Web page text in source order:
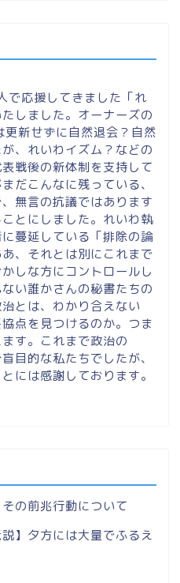
で応援してきました「れ
しました。オーナーズの
新せずに自然退会？自然
、れいわイズム？などの
戦後の新体制を支持して
だこんなに残っている、
無言の抗議ではあります
とにしました。れいわ執
蔓延している「排除の論
、それとは別にこれまで
しな方にコントロールし
い誰かさんの秘書たちの
とは、わかり合えない
点を見つけるのか。つま
す。これまで政治の
目的な私たちでしたが、
には感謝しております。
の前兆行動について
】夕方には大量でふるえ